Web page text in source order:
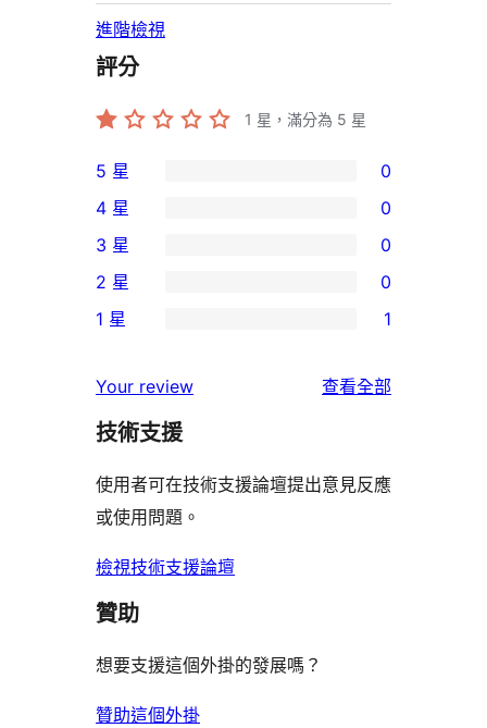
進階檢視
評分
1 星，滿分為 5 星
0
個
5
星
使
者
論
5 星 0
個
4
星
用
者
論
4 星 0
0
個
3
使
用
評
論
3 星 0
個
星
使
者
評
論
2 星 0
1
星
用
者
評
1 星 1
Your review 查看全部
評
技術支援
使用者可在技術支援論壇提出意見反應
或使用問題。
檢視技術支援論壇
贊助
想要支援這個外掛的發展嗎？
贊助這個外掛